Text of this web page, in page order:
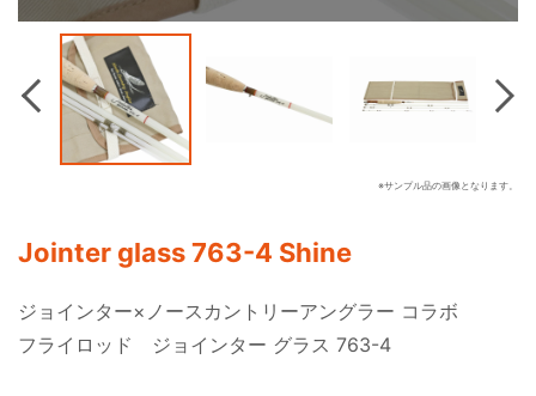
Previous
Next
※サンプル品の画像となります。
Jointer glass 763-4 Shine
ジョインター×ノースカントリーアングラー コラボ
フライロッド ジョインター グラス 763-4